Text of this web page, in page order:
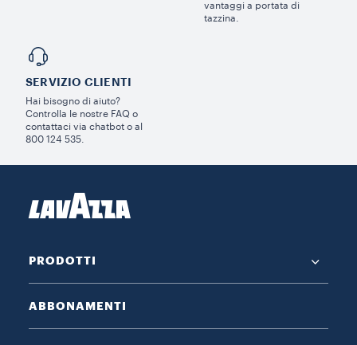
vantaggi a portata di
tazzina.
SERVIZIO CLIENTI​
Hai bisogno di aiuto?​
Controlla le nostre FAQ o
contattaci via chatbot o al
800 124 535.
PRODOTTI
ABBONAMENTI